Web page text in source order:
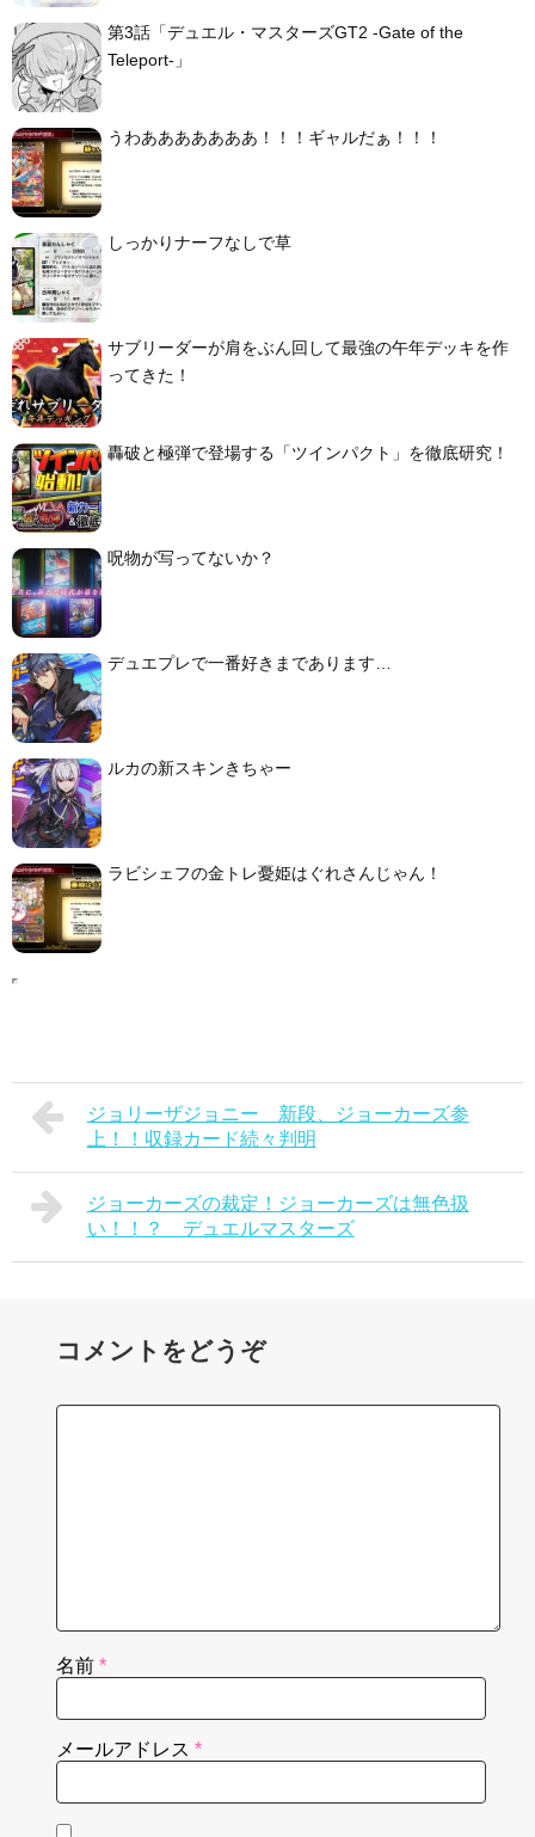
第3話「デュエル・マスターズGT2 -Gate of the
Teleport-」
うわあああああああ！！！ギャルだぁ！！！
しっかりナーフなしで草
サブリーダーが肩をぶん回して最強の午年デッキを作
ってきた！
轟破と極弾で登場する「ツインパクト」を徹底研究！
呪物が写ってないか？
デュエプレで一番好きまであります…
ルカの新スキンきちゃー
ラビシェフの金トレ憂姫はぐれさんじゃん！
ジョリーザジョニー 新段、ジョーカーズ参
上！！収録カード続々判明
ジョーカーズの裁定！ジョーカーズは無色扱
い！！？ デュエルマスターズ
コメントをどうぞ
名前 *
メールアドレス *